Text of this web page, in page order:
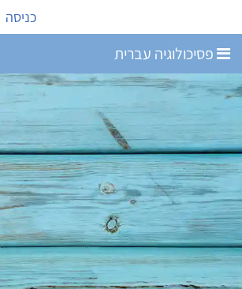
כניסה
פסיכולוגיה עברית